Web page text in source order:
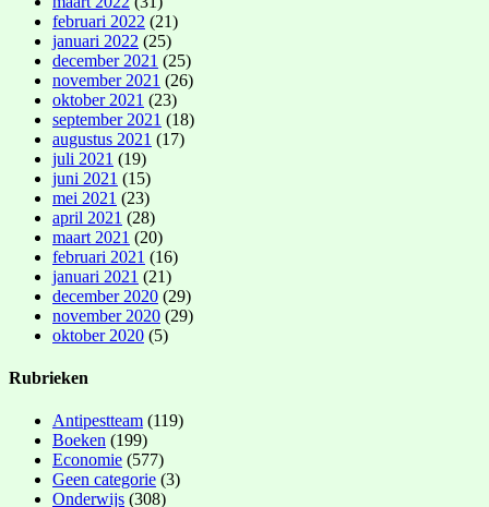
februari 2022 (21)
januari 2022 (25)
december 2021 (25)
november 2021 (26)
oktober 2021 (23)
september 2021 (18)
augustus 2021 (17)
juli 2021 (19)
juni 2021 (15)
mei 2021 (23)
april 2021 (28)
maart 2021 (20)
februari 2021 (16)
januari 2021 (21)
december 2020 (29)
november 2020 (29)
oktober 2020 (5)
Rubrieken
Antipestteam (119)
Boeken (199)
Economie (577)
Geen categorie (3)
Onderwijs (308)